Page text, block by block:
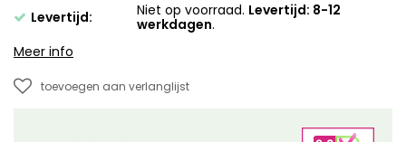
Levertijd:
Niet op voorraad. Levertijd: 8-12
werkdagen.
Meer info
toevoegen aan verlanglijst